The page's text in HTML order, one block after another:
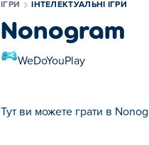
ІГРИ ІНТЕЛЕКТУАЛЬНІ ІГРИ
Nonogram
WeDoYouPlay
Тут ви можете грати в